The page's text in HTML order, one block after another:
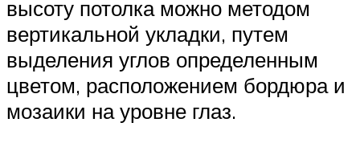
высоту потолка можно методом
вертикальной укладки, путем
выделения углов определенным
цветом, расположением бордюра и
мозаики на уровне глаз.